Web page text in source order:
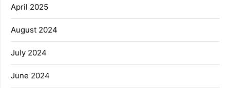
April 2025
August 2024
July 2024
June 2024